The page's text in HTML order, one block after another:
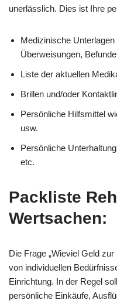
unerlässlich. Dies ist Ihre
Medizinische
Überweisungen, Befunde
Liste der aktuellen
Brillen und/oder
Persönliche Hilfsmittel
usw.
Persönliche
etc.
Packliste
Wertsachen:
Die Frage „Wieviel Geld
von individuellen
Einrichtung. In der Regel
persönliche Einkäufe,